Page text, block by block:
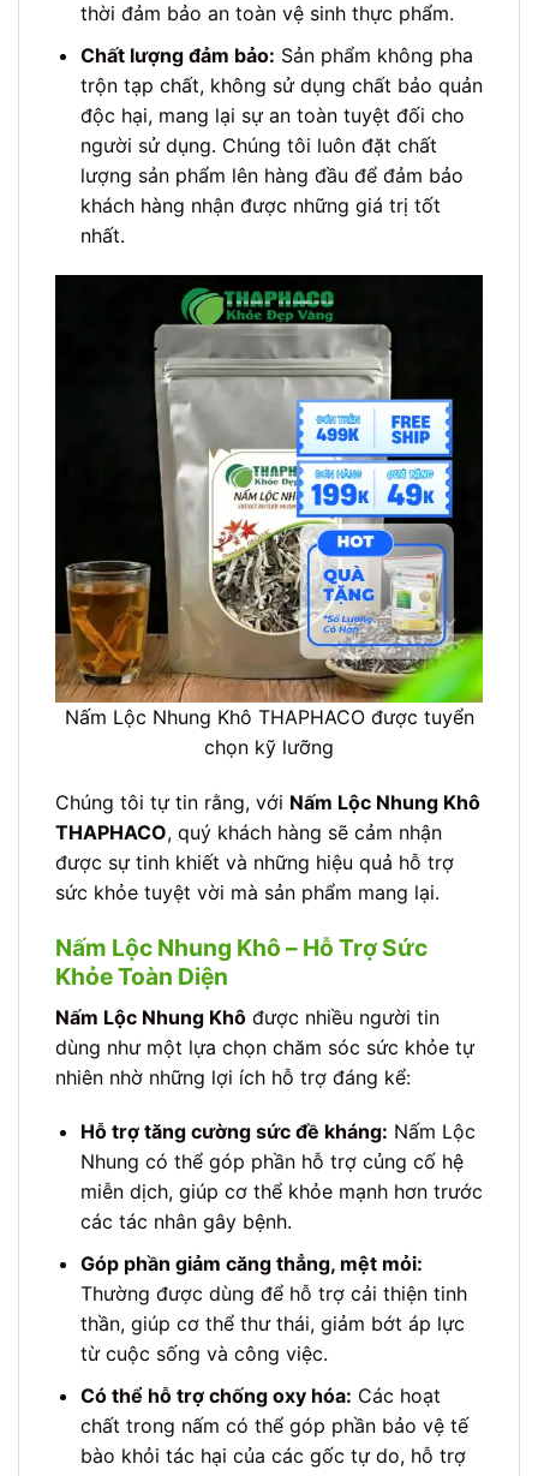
thời đảm bảo an toàn vệ sinh thực phẩm.
Chất lượng đảm bảo: Sản phẩm không pha
trộn tạp chất, không sử dụng chất bảo quản
độc hại, mang lại sự an toàn tuyệt đối cho
người sử dụng. Chúng tôi luôn đặt chất
lượng sản phẩm lên hàng đầu để đảm bảo
khách hàng nhận được những giá trị tốt
nhất.
Nấm Lộc Nhung Khô THAPHACO được tuyển
chọn kỹ lưỡng
Chúng tôi tự tin rằng, với Nấm Lộc Nhung Khô
THAPHACO, quý khách hàng sẽ cảm nhận
được sự tinh khiết và những hiệu quả hỗ trợ
sức khỏe tuyệt vời mà sản phẩm mang lại.
Nấm Lộc Nhung Khô – Hỗ Trợ Sức
Khỏe Toàn Diện
Nấm Lộc Nhung Khô được nhiều người tin
dùng như một lựa chọn chăm sóc sức khỏe tự
nhiên nhờ những lợi ích hỗ trợ đáng kể:
Hỗ trợ tăng cường sức đề kháng: Nấm Lộc
Nhung có thể góp phần hỗ trợ củng cố hệ
miễn dịch, giúp cơ thể khỏe mạnh hơn trước
các tác nhân gây bệnh.
Góp phần giảm căng thẳng, mệt mỏi:
Thường được dùng để hỗ trợ cải thiện tinh
thần, giúp cơ thể thư thái, giảm bớt áp lực
từ cuộc sống và công việc.
Có thể hỗ trợ chống oxy hóa: Các hoạt
chất trong nấm có thể góp phần bảo vệ tế
bào khỏi tác hại của các gốc tự do, hỗ trợ